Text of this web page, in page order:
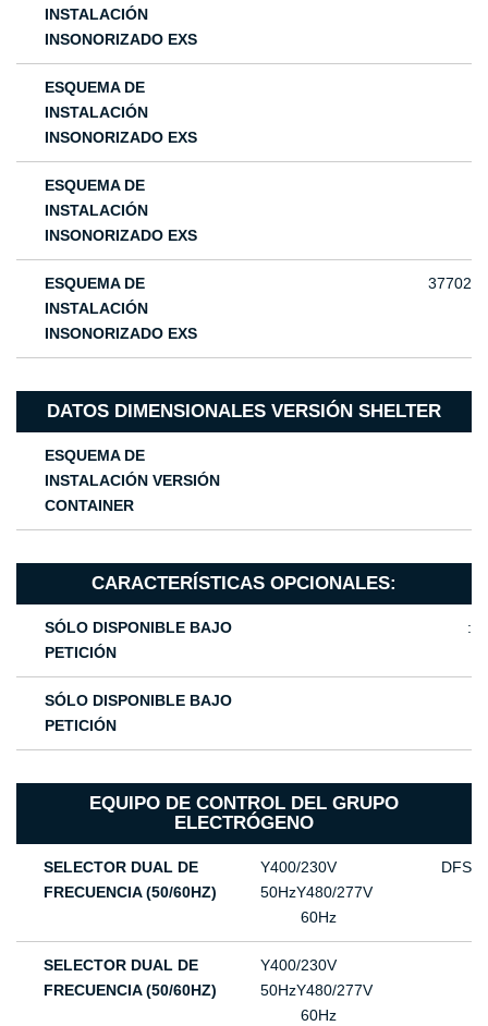
INSTALACIÓN
INSONORIZADO EXS
ESQUEMA DE
INSTALACIÓN
INSONORIZADO EXS
ESQUEMA DE
INSTALACIÓN
INSONORIZADO EXS
ESQUEMA DE
INSTALACIÓN
INSONORIZADO EXS
37702
DATOS DIMENSIONALES VERSIÓN SHELTER
ESQUEMA DE
INSTALACIÓN VERSIÓN
CONTAINER
CARACTERÍSTICAS OPCIONALES:
SÓLO DISPONIBLE BAJO
PETICIÓN
:
SÓLO DISPONIBLE BAJO
PETICIÓN
EQUIPO DE CONTROL DEL GRUPO
ELECTRÓGENO
SELECTOR DUAL DE
FRECUENCIA (50/60HZ)
Υ400/230V
50HzΥ480/277V
60Hz
DFS
SELECTOR DUAL DE
FRECUENCIA (50/60HZ)
Υ400/230V
50HzΥ480/277V
60Hz